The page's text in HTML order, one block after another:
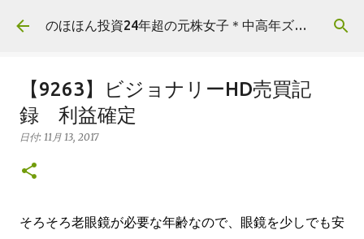
スキップしてメイン コンテンツに移動のほほん投資24年超の元株女子＊中高年ズボラ主婦の資産運用
【9263】ビジョナリーHD売買記
録 利益確定
日付: 11月 13, 2017
そろそろ老眼鏡が必要な年齢なので、眼鏡を少しでも安